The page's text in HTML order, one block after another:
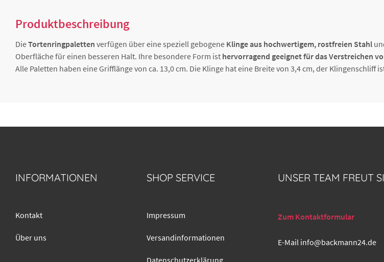
Produktbeschreibung
DieTortenringpaletten verfügen über eine speziell gebogene Klinge aus hochwertigem, rostfreien Stahl
Oberfläche für einen besseren Halt. Ihre besondere Form ist hervorragend geeignet für das Verstreichen
Alle Paletten haben eine Grifflänge von ca. 13,0 cm. Die Klinge hat eine Breite von 3,4 cm, der
INFORMATIONEN
Kontakt
Über uns
SHOP SERVICE
Impressum
Versandinformationen
Datenschutzerklärung
UNSER TEAM FREUT
Zum Kontaktformular
E-Mail info@backmann24.de